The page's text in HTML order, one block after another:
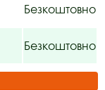
Безкоштовно
Безкоштовно